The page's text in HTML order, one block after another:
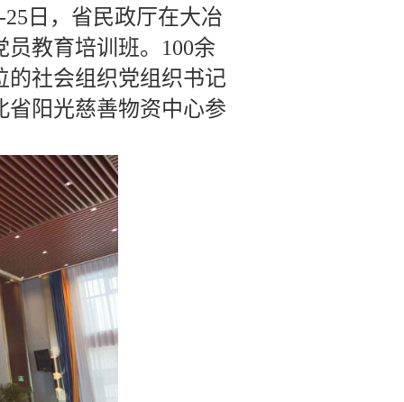
日，省民政厅在大冶
教育培训班。100余
的社会组织党组织书记
省阳光慈善物资中心参